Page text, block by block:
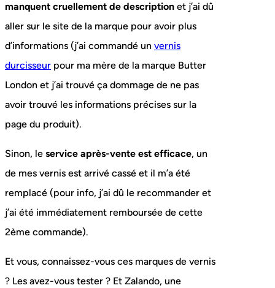
manquent cruellement de description et j’ai dû
aller sur le site de la marque pour avoir plus
d’informations (j’ai commandé un vernis
durcisseur pour ma mère de la marque Butter
London et j’ai trouvé ça dommage de ne pas
avoir trouvé les informations précises sur la
page du produit).
Sinon, le service après-vente est efficace, un
de mes vernis est arrivé cassé et il m’a été
remplacé (pour info, j’ai dû le recommander et
j’ai été immédiatement remboursée de cette
2ème commande).
Et vous, connaissez-vous ces marques de vernis
? Les avez-vous tester ? Et Zalando, une